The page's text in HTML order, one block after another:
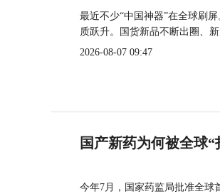
最近不少“中国神器”在全球刷
质跃升。国货新品不断出圈、
2026-08-07 09:47
国产新药为何被全球“
今年7月，国家药监局批准全球